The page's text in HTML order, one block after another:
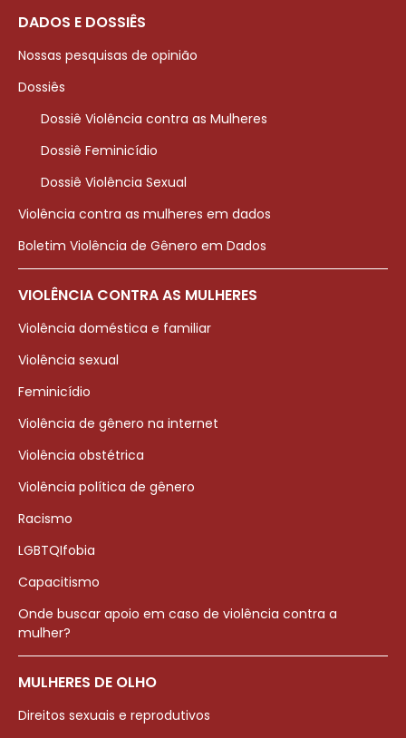
DADOS E DOSSIÊS
Nossas pesquisas de opinião
Dossiês
Dossiê Violência contra as Mulheres
Dossiê Feminicídio
Dossiê Violência Sexual
Violência contra as mulheres em dados
Boletim Violência de Gênero em Dados
VIOLÊNCIA CONTRA AS MULHERES
Violência doméstica e familiar
Violência sexual
Feminicídio
Violência de gênero na internet
Violência obstétrica
Violência política de gênero
Racismo
LGBTQIfobia
Capacitismo
Onde buscar apoio em caso de violência contra a
mulher?
MULHERES DE OLHO
Direitos sexuais e reprodutivos